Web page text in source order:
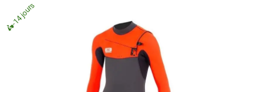
🛵-14 jours
🛵-14 jours